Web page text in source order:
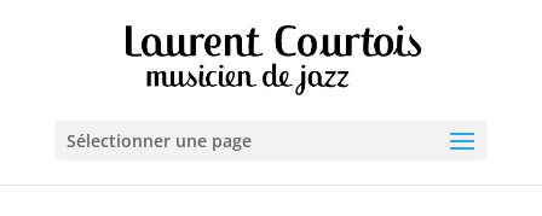
Sélectionner une page